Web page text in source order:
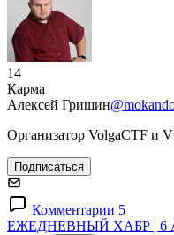
14
Карма
Алексей Гришин
Организатор VolgaCTF и
Подписаться
Комментарии 5
ЕЖЕДНЕВНЫЙ ХАБР | 6